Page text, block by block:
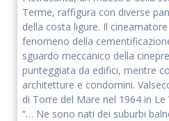
nostro progetto
Terme, raffigura con diverse
della costa ligure. Il
fenomeno della
sguardo meccanico della
punteggiata da edifici, mentre
architetture e condomini.
di Torre del Mare nel 1964 in Le
“… Ne sono nati dei suburbi